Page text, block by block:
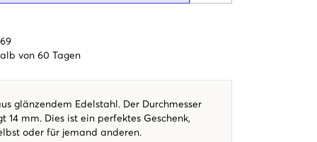
von 60 Tagen
glänzendem Edelstahl. Der Durchmesser
14 mm. Dies ist ein perfektes Geschenk,
oder für jemand anderen.